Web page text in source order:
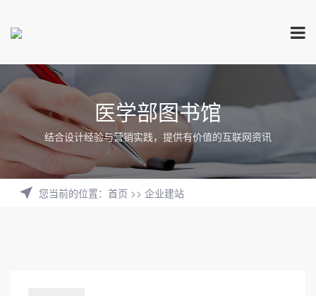
医学部图书馆
结合设计经验与营销实践，提供有价值的互联网资讯
您当前的位置： 首页 >> 企业建站